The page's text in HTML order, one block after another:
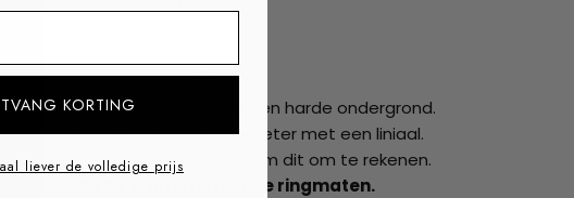
Leg de ring plat op een harde ondergrond.
Meet de binnendiameter met een liniaal.
Gebruik onze tabel om dit om te rekenen.
Optie 3. Internationale ringmaten.
KORTING
liever de volledige prijs